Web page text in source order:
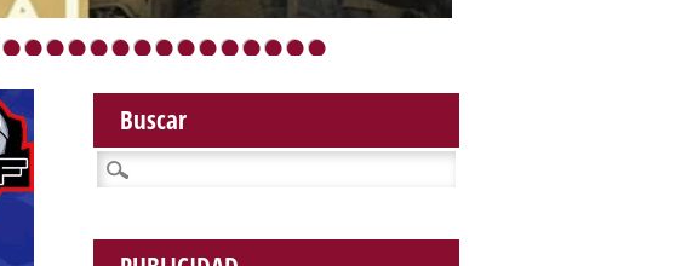
•••••••••••••••
Buscar
Buscar: